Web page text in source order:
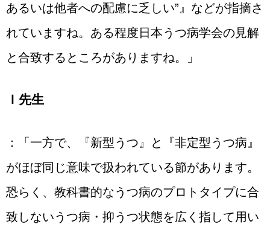
あるいは他者への配慮に乏しい”』などが指摘さ
れていますね。ある程度日本うつ病学会の見解
と合致するところがありますね。」
Ｉ先生
：「一方で、『新型うつ』と『非定型うつ病』
がほぼ同じ意味で扱われている節があります。
恐らく、教科書的なうつ病のプロトタイプに合
致しないうつ病・抑うつ状態を広く指して用い